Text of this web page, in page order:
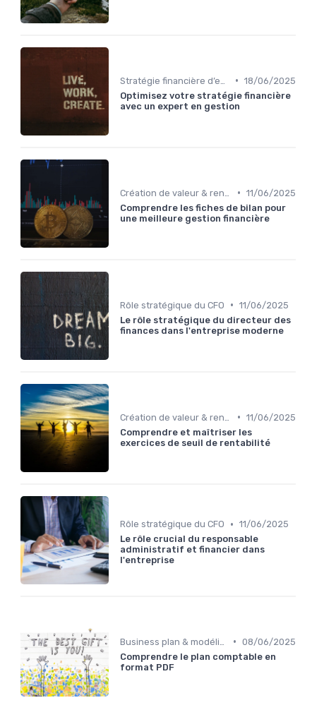
• 18/06/2025
Optimisez votre stratégie financière
avec un expert en gestion
• 11/06/2025
Comprendre les fiches de bilan pour
une meilleure gestion financière
Rôle stratégique du CFO • 11/06/2025
Le rôle stratégique du directeur des
finances dans l'entreprise moderne
• 11/06/2025
Comprendre et maîtriser les
exercices de seuil de rentabilité
Rôle stratégique du CFO • 11/06/2025
Le rôle crucial du responsable
administratif et financier dans
l'entreprise
• 08/06/2025
Comprendre le plan comptable en
format PDF